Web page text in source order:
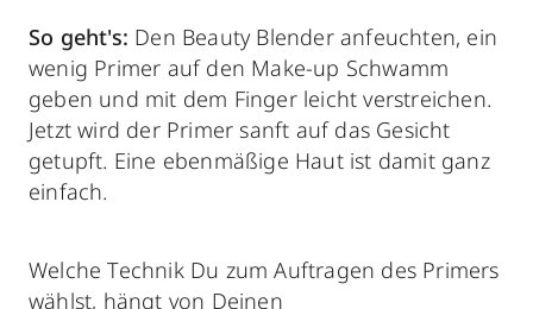
So geht's: Den Beauty Blender anfeuchten, ein
wenig Primer auf den Make-up Schwamm
geben und mit dem Finger leicht verstreichen.
Jetzt wird der Primer sanft auf das Gesicht
getupft. Eine ebenmäßige Haut ist damit ganz
einfach.
Welche Technik Du zum Auftragen des Primers
wählst, hängt von Deinen